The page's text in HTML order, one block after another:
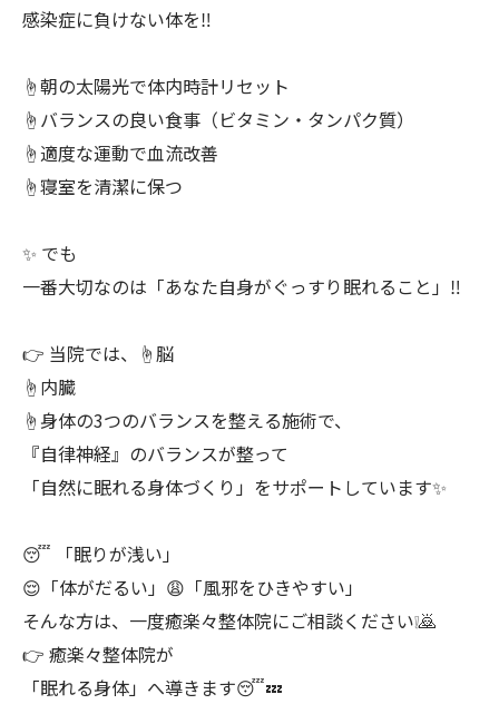
感染症に負けない体を‼️
☝️朝の太陽光で体内時計リセット
☝️バランスの良い食事（ビタミン・タンパク質）
☝️適度な運動で血流改善
☝️寝室を清潔に保つ
✨ でも
一番大切なのは「あなた自身がぐっすり眠れること」‼️
👉 当院では、☝️脳
☝️内臓
☝️身体の3つのバランスを整える施術で、
『自律神経』のバランスが整って
「自然に眠れる身体づくり」をサポートしています✨
😴 「眠りが浅い」
😌「体がだるい」😩「風邪をひきやすい」
そんな方は、一度癒楽々整体院にご相談ください❕🙇
👉 癒楽々整体院が
「眠れる身体」へ導きます😴💤